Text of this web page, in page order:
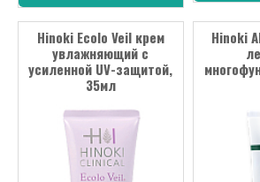
Hinoki Ecolo Veil крем
увлажняющий с
усиленной UV-защитой,
35мл
Hinoki